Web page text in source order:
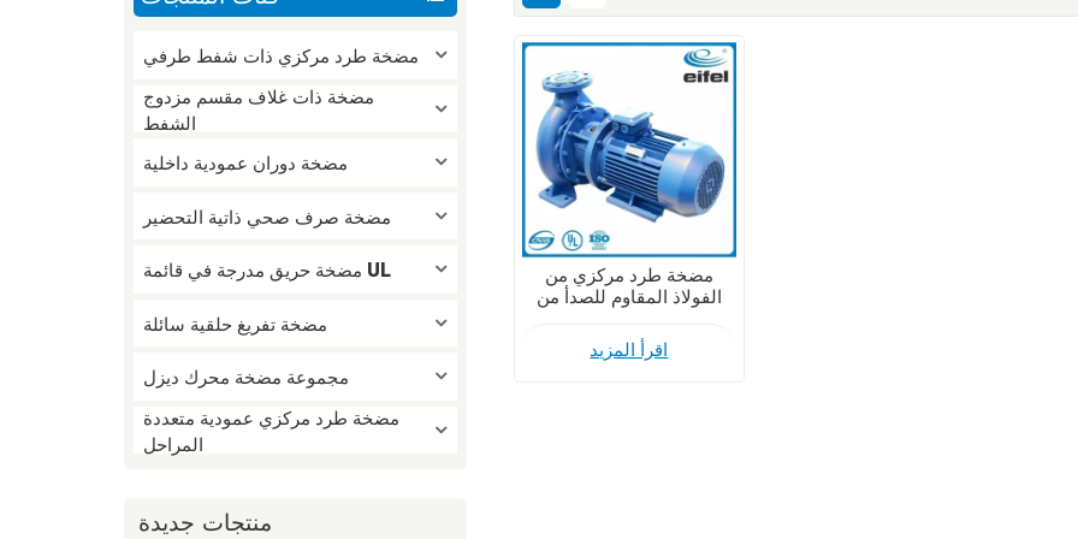
مضخة طرد مركزي ذات شفط طرفي
مضخة ذات غلاف مقسم مزدوج
الشفط
مضخة دوران عمودية داخلية
مضخة صرف صحي ذاتية التحضير
مضخة حريق مدرجة في قائمة UL
مضخة تفريغ حلقية سائلة
مجموعة مضخة محرك ديزل
مضخة طرد مركزي عمودية متعددة
المراحل
منتجات جديدة
مضخة طرد مركزي من
الفولاذ المقاوم للصدأ من
للاستخدام الصناعي
اقرأ المزيد